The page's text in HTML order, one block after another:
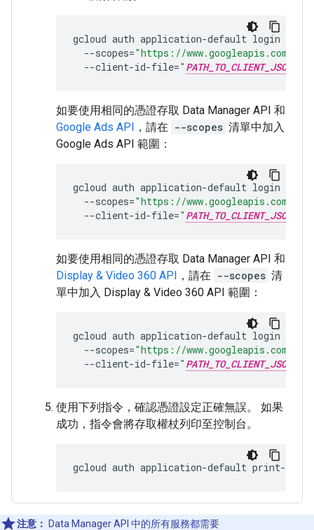
gcloud auth application-default login
--scopes="https://www.googleapis.com/
--client-id-file=" PATH_TO_CLIENT_JSON
如要使用相同的憑證存取 Data Manager API 和
Google Ads API ，請在 --scopes 清單中加入
Google Ads API 範圍：
gcloud auth application-default login
--scopes="https://www.googleapis.com/
--client-id-file=" PATH_TO_CLIENT_JSON
如要使用相同的憑證存取 Data Manager API 和
Display & Video 360 API ，請在 --scopes 清
單中加入 Display & Video 360 API 範圍：
gcloud auth application-default login
--scopes="https://www.googleapis.com/
--client-id-file=" PATH_TO_CLIENT_JSON
使用下列指令，確認憑證設定正確無誤。 如果
成功，指令會將存取權杖列印至控制台。
gcloud auth application-default
注意：
Data Manager API 中的所有服務都需要